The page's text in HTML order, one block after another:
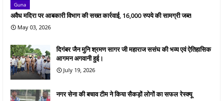
Guna
अवैध मदिरा पर आबकारी विभाग की सख्त कार्रवाई, 16,000 रुपये की सामग्री जब्त
May 03, 2026
दिगंबर जैन मुनि श्रमण सागर जी महाराज ससंघ की भव्य एवं ऐतिहासिक
आगमन अगवानी हुई।
July 19, 2026
नगर सेना की बचाव टीम ने किया सैकड़ों लोगों का सफल रेस्क्यू